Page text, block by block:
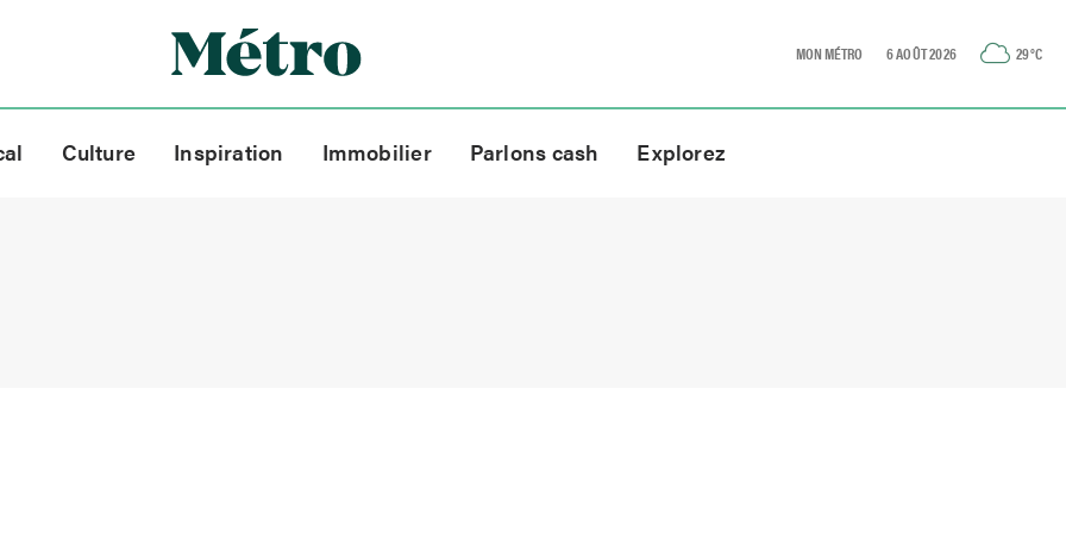
MON MÉTRO 6 AOÛT 2026 29°C
Culture Inspiration Immobilier Parlons cash Explorez